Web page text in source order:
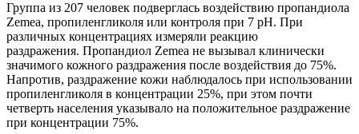
Группа из 207 человек подверглась воздействию пропандиола
Zemea, пропиленгликоля или контроля при 7 pH. При
различных концентрациях измеряли реакцию
раздражения. Пропандиол Zemea не вызывал клинически
значимого кожного раздражения после воздействия до 75%.
Напротив, раздражение кожи наблюдалось при использовании
пропиленгликоля в концентрации 25%, при этом почти
четверть населения указывало на положительное раздражение
при концентрации 75%.